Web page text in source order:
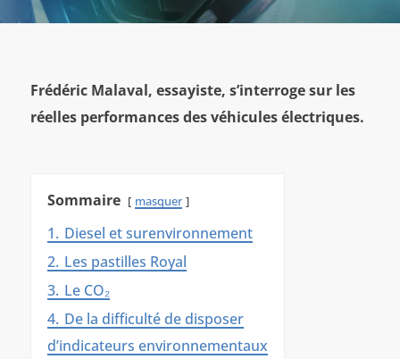
Frédéric Malaval, essayiste, s’interroge sur les
réelles performances des véhicules électriques.
Sommaire masquer
1. Diesel et surenvironnement
2. Les pastilles Royal
3. Le CO₂
4. De la difficulté de disposer
d’indicateurs environnementaux